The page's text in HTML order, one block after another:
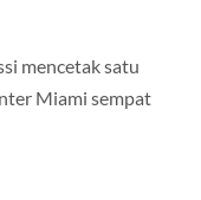
mencetak satu
Miami sempat